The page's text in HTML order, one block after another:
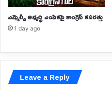
ఎమ్మెల్సీ అభ్యర్థి ఎంపికపై కాంగ్రెస్ కసరత్తు
1 day ago
Leave a Reply